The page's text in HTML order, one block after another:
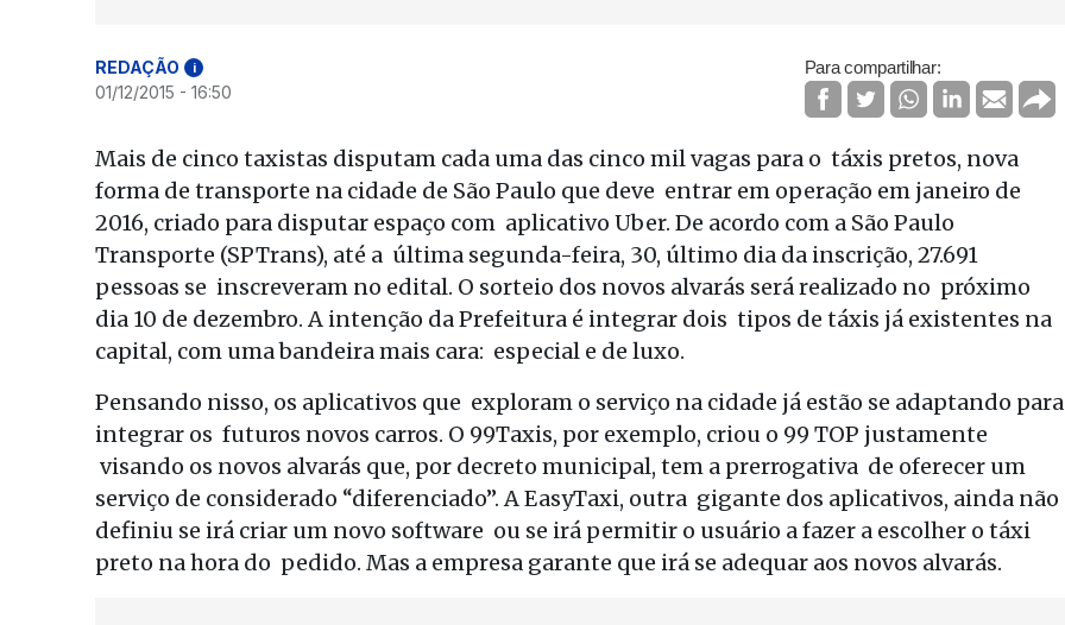
REDAÇÃO i
01/12/2015 - 16:50
Para compartilhar:
Mais de cinco taxistas disputam cada uma das cinco mil vagas para o táxis pretos, nova
forma de transporte na cidade de São Paulo que deve entrar em operação em janeiro de
2016, criado para disputar espaço com aplicativo Uber. De acordo com a São Paulo
Transporte (SPTrans), até a última segunda-feira, 30, último dia da inscrição, 27.691
pessoas se inscreveram no edital. O sorteio dos novos alvarás será realizado no próximo
dia 10 de dezembro. A intenção da Prefeitura é integrar dois tipos de táxis já existentes na
capital, com uma bandeira mais cara: especial e de luxo.
Pensando nisso, os aplicativos que exploram o serviço na cidade já estão se adaptando para
integrar os futuros novos carros. O 99Taxis, por exemplo, criou o 99 TOP justamente
visando os novos alvarás que, por decreto municipal, tem a prerrogativa de oferecer um
serviço de considerado “diferenciado”. A EasyTaxi, outra gigante dos aplicativos, ainda não
definiu se irá criar um novo software ou se irá permitir o usuário a fazer a escolher o táxi
preto na hora do pedido. Mas a empresa garante que irá se adequar aos novos alvarás.